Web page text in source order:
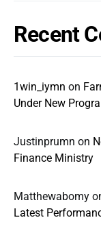
Recent
1win_iymn on
Under New
Justinprumn on
Finance Ministry
Matthewabomy
Latest